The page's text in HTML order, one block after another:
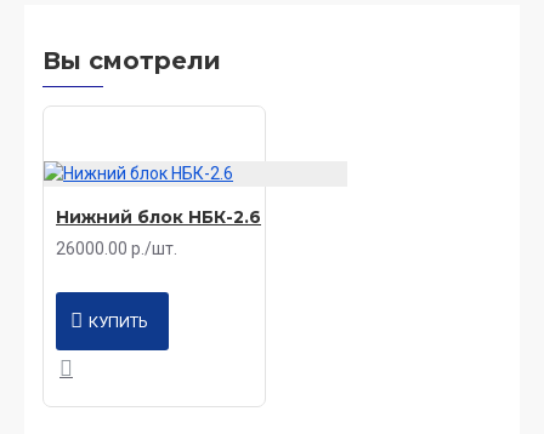
Вы смотрели
Нижний блок НБК-2.6
26000.00 р./шт.
КУПИТЬ